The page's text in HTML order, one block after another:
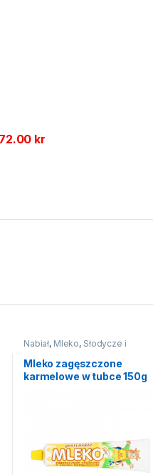
72.00 kr
Nabiał, Mleko, Słodycze i
Inne słodycze
Mleko zagęszczone
karmelowe w tubce 150g